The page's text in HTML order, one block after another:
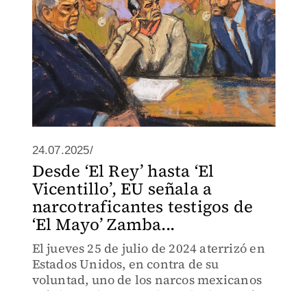
24.07.2025/
Desde ‘El Rey’ hasta ‘El
Vicentillo’, EU señala a
narcotraficantes testigos de
‘El Mayo’ Zamba...
El jueves 25 de julio de 2024 aterrizó en
Estados Unidos, en contra de su
voluntad, uno de los narcos mexicanos